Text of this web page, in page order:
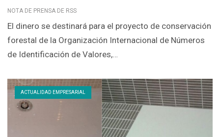
NOTA DE PRENSA DE RSS
El dinero se destinará para el proyecto de conservación
forestal de la Organización Internacional de Números
de Identificación de Valores,…
ACTUALIDAD EMPRESARIAL